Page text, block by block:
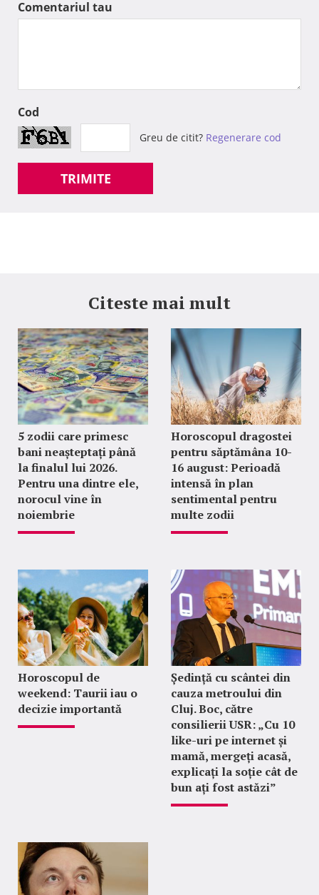
Comentariul tau
Cod
Greu de citit? Regenerare cod
TRIMITE
Citeste mai mult
5 zodii care primesc
bani neașteptați până
la finalul lui 2026.
Pentru una dintre ele,
norocul vine în
noiembrie
Horoscopul dragostei
pentru săptămâna 10-
16 august: Perioadă
intensă în plan
sentimental pentru
multe zodii
Horoscopul de
weekend: Taurii iau o
decizie importantă
Ședință cu scântei din
cauza metroului din
Cluj. Boc, către
consilierii USR: „Cu 10
like-uri pe internet și
mamă, mergeți acasă,
explicați la soție cât de
bun ați fost astăzi”